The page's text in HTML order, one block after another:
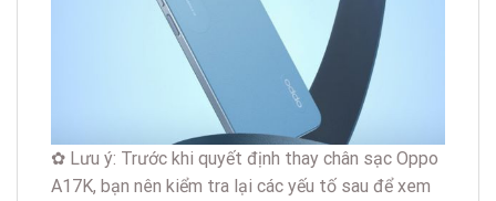
✿ Lưu ý: Trước khi quyết định thay chân sạc Oppo
A17K, bạn nên kiểm tra lại các yếu tố sau để xem